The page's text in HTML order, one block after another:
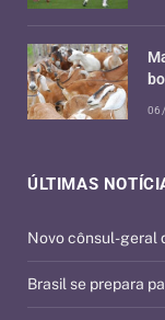
ÚLTIMAS
Novo cônsul-geral
Brasil se prepara